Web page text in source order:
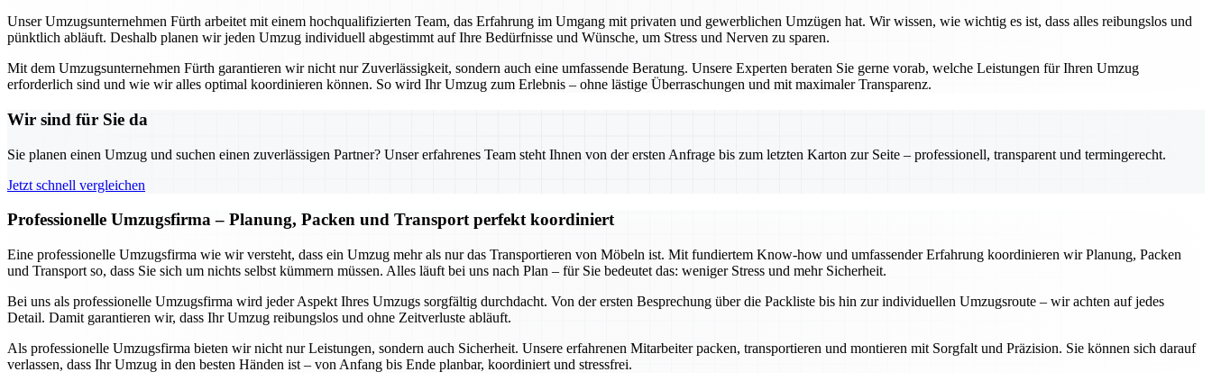
Unser Umzugsunternehmen Fürth arbeitet mit einem hochqualifizierten Team, das Erfahrung im Umgang mit privaten und gewerblichen Umzügen hat. Wir wissen, wie wichtig es ist, dass alles reibungslos und
pünktlich abläuft. Deshalb planen wir jeden Umzug individuell abgestimmt auf Ihre Bedürfnisse und Wünsche, um Stress und Nerven zu sparen.
Mit dem Umzugsunternehmen Fürth garantieren wir nicht nur Zuverlässigkeit, sondern auch eine umfassende Beratung. Unsere Experten beraten Sie gerne vorab, welche Leistungen für Ihren Umzug
erforderlich sind und wie wir alles optimal koordinieren können. So wird Ihr Umzug zum Erlebnis – ohne lästige Überraschungen und mit maximaler Transparenz.
Wir sind für Sie da
Sie planen einen Umzug und suchen einen zuverlässigen Partner? Unser erfahrenes Team steht Ihnen von der ersten Anfrage bis zum letzten Karton zur Seite – professionell, transparent und termingerecht.
Jetzt schnell vergleichen
Professionelle Umzugsfirma – Planung, Packen und Transport perfekt koordiniert
Eine professionelle Umzugsfirma wie wir versteht, dass ein Umzug mehr als nur das Transportieren von Möbeln ist. Mit fundiertem Know-how und umfassender Erfahrung koordinieren wir Planung, Packen
und Transport so, dass Sie sich um nichts selbst kümmern müssen. Alles läuft bei uns nach Plan – für Sie bedeutet das: weniger Stress und mehr Sicherheit.
Bei uns als professionelle Umzugsfirma wird jeder Aspekt Ihres Umzugs sorgfältig durchdacht. Von der ersten Besprechung über die Packliste bis hin zur individuellen Umzugsroute – wir achten auf jedes
Detail. Damit garantieren wir, dass Ihr Umzug reibungslos und ohne Zeitverluste abläuft.
Als professionelle Umzugsfirma bieten wir nicht nur Leistungen, sondern auch Sicherheit. Unsere erfahrenen Mitarbeiter packen, transportieren und montieren mit Sorgfalt und Präzision. Sie können sich darauf
verlassen, dass Ihr Umzug in den besten Händen ist – von Anfang bis Ende planbar, koordiniert und stressfrei.